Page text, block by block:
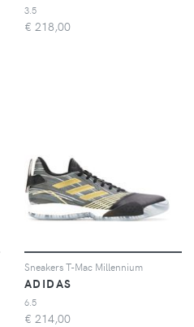
3.5
€ 218,00
Sneakers T-Mac Millennium
ADIDAS
6.5
€ 214,00